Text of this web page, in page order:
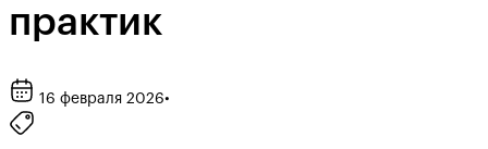
практик
16 февраля 2026•